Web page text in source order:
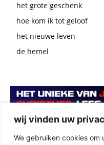
wij vinden uw
We gebruiken cookies
het grote geschenk
hoe kom ik tot geloof
het nieuwe leven
de hemel